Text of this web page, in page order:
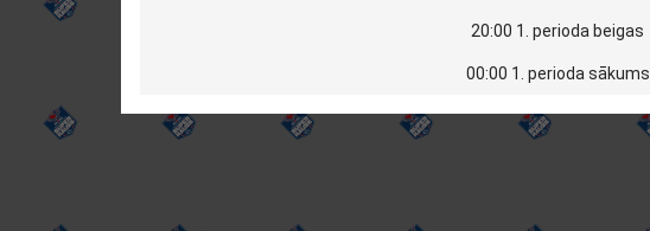
20:00 1. perioda beigas
00:00 1. perioda sākums